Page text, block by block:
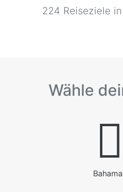
224 Reiseziele
Wähle